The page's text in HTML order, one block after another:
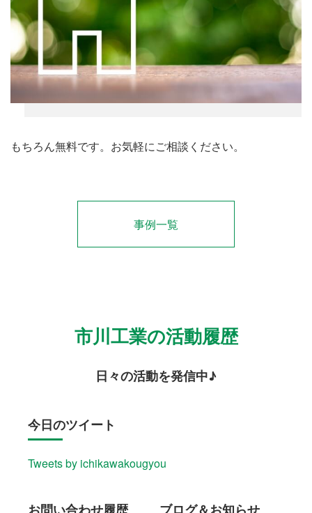
もちろん無料です。お気軽にご相談ください。
事例一覧
市川工業の活動履歴
日々の活動を発信中♪
今日のツイート
Tweets by ichikawakougyou
お問い合わせ履歴 ブログ＆お知らせ